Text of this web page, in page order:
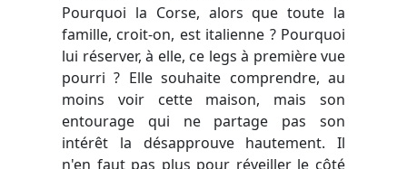
Pourquoi la Corse, alors que toute la
famille, croit-on, est italienne ? Pourquoi
lui réserver, à elle, ce legs à première vue
pourri ? Elle souhaite comprendre, au
moins voir cette maison, mais son
entourage qui ne partage pas son
intérêt la désapprouve hautement. Il
n'en faut pas plus pour réveiller le côté